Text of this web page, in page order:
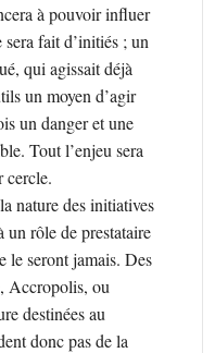
à pouvoir influer
fait d’initiés ; un
qui agissait déjà
un moyen d’agir
un danger et une
Tout l’enjeu sera
cercle.
nature des initiatives
un rôle de prestataire
le seront jamais. Des
Accropolis, ou
destinées au
donc pas de la